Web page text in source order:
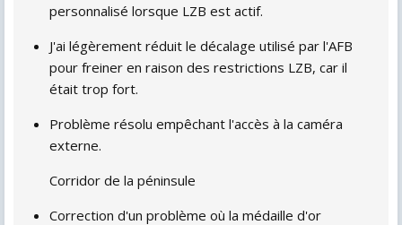
personnalisé lorsque LZB est actif.
J'ai légèrement réduit le décalage utilisé par l'AFB
pour freiner en raison des restrictions LZB, car il
était trop fort.
Problème résolu empêchant l'accès à la caméra
externe.
Corridor de la péninsule
Correction d'un problème où la médaille d'or